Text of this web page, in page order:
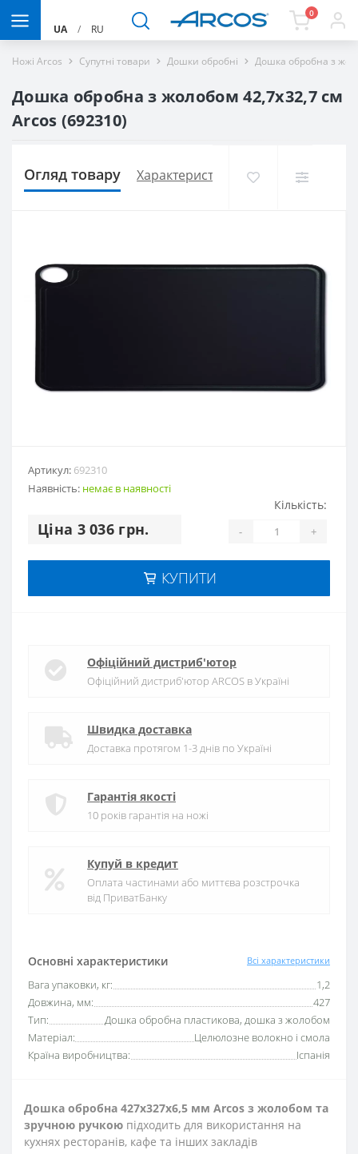
UA / RU
0
Ножі Arcos Супутні товари Дошки обробні Дошка обробна з
Дошка обробна з жолобом 42,7х32,7 см
Arcos (692310)
Огляд товару Характеристики Доставка і
Артикул: 692310
Наявність: немає в наявностi
Цiна 3 036 грн.
Кількість:
- +
КУПИТИ
Основні характеристики Всі характеристики
Вага упаковки, кг:
1,2
Довжина, мм:
427
Тип:
Дошка обробна пластикова, дошка з жолобом
Матеріал:
Целюлозне волокно і смола
Країна виробництва:
Іспанія
Офіційний дистриб'ютор
Офіційний дистриб'ютор ARCOS в Україні
Швидка доставка
Доставка протягом 1-3 днів по Україні
Гарантія якості
10 років гарантія на ножі
Купуй в кредит
Оплата частинами або миттєва розстрочка
від ПриватБанку
Дошка обробна 427х327х6,5 мм Arcos з жолобом та
зручною ручкою підходить для використання на
кухнях ресторанів, кафе та інших закладів